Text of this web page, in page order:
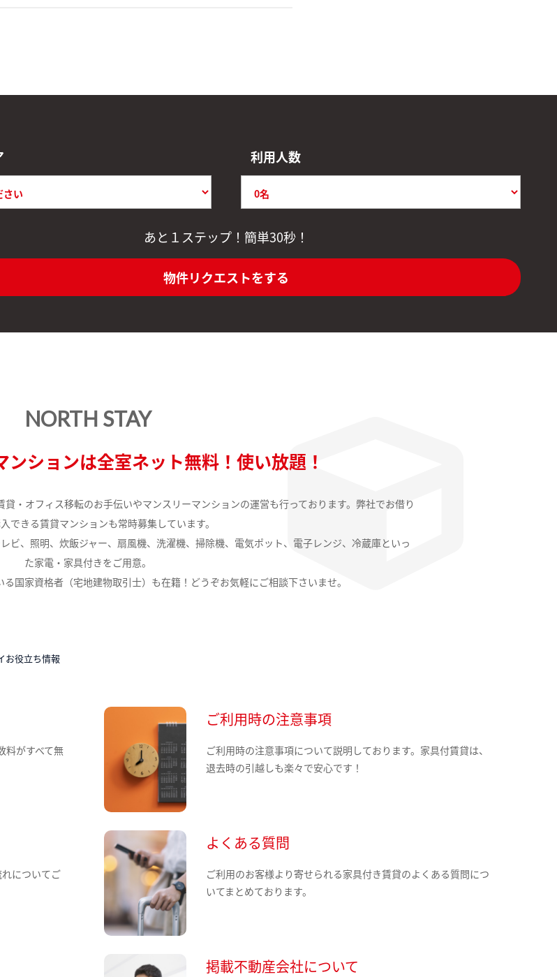
利用人数
あと１ステップ！簡単30秒！
物件リクエストをする
NORTH STAY
ンションは全室ネット無料！使い放題！
・オフィス移転のお手伝いやマンスリーマンションの運営も行っております。弊社でお借り
できる賃貸マンションも常時募集しています。
ビ、照明、炊飯ジャー、扇風機、洗濯機、掃除機、電気ポット、電子レンジ、冷蔵庫といっ
た家電・家具付きをご用意。
国家資格者（宅地建物取引士）も在籍！どうぞお気軽にご相談下さいませ。
お役立ち情報
料がすべて無
ご利用時の注意事項
ご利用時の注意事項について説明しております。家具付賃貸は、
退去時の引越しも楽々で安心です！
についてご
よくある質問
ご利用のお客様より寄せられる家具付き賃貸のよくある質問につ
いてまとめております。
掲載不動産会社について